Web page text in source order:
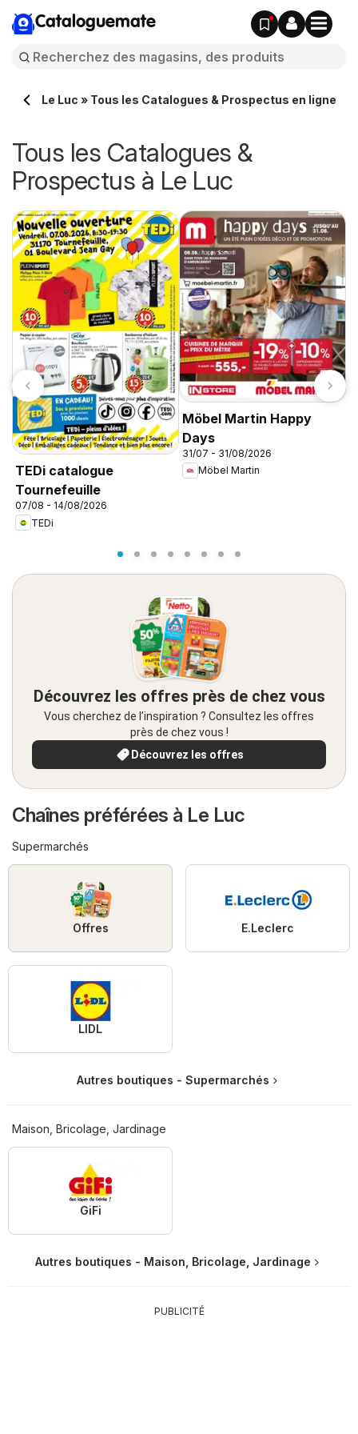
Cataloguemate
Le Luc » Tous les Catalogues & Prospectus en ligne
Tous les Catalogues &
Prospectus à Le Luc
TEDi catalogue
Tournefeuille
07/08 - 14/08/2026
TEDi
Möbel Martin Happy
Days
31/07 - 31/08/2026
Möbel Martin
Découvrez les offres près de chez vous
Vous cherchez de l’inspiration ? Consultez les offres
près de chez vous !
Découvrez les offres
Chaînes préférées à Le Luc
Supermarchés
Offres E.Leclerc
LIDL
Autres boutiques - Supermarchés
Maison, Bricolage, Jardinage
GiFi
Autres boutiques - Maison, Bricolage, Jardinage
PUBLICITÉ